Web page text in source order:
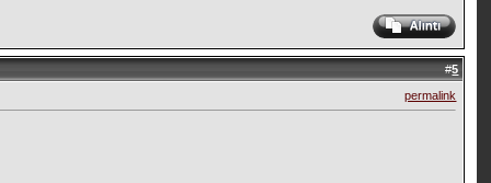
#5
permalink